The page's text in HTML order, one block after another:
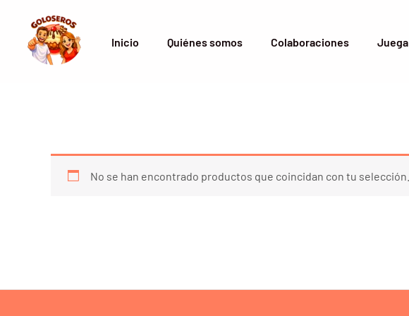
contenido
Inicio Quiénes somos Colaboraciones Juega
No se han encontrado productos que coincidan con tu selección.